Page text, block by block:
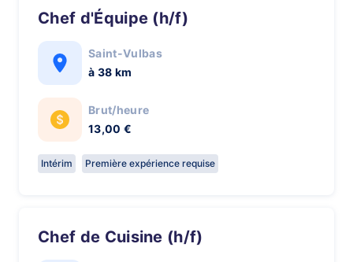
Chef d'Équipe (h/f)
Saint-Vulbas
à 38 km
Brut/heure
13,00 €
Intérim Première expérience requise
Chef de Cuisine (h/f)